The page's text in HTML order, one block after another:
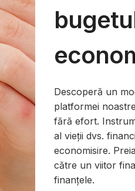
Descoperă un
platformei
fără efort.
al vieții dvs.
economisire.
către un viitor
finanțele.